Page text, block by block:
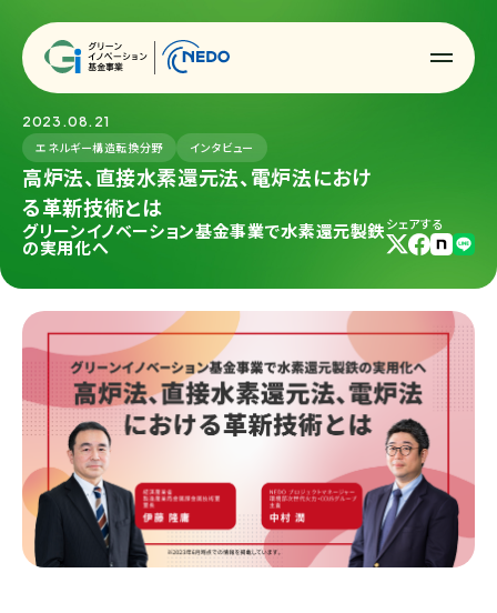
2023.08.21
エネルギー構造転換分野
インタビュー
高炉法、直接水素還元法、電炉法におけ
る革新技術とは
グリーンイノベーション基金事業で水素還元製鉄
の実用化へ
シェアする